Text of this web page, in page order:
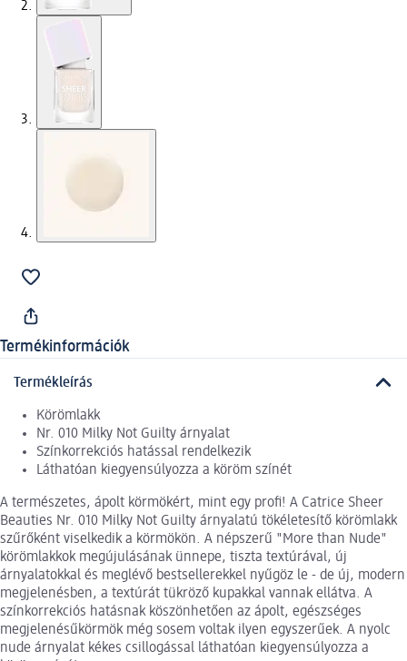
Termékinformációk
Termékleírás
Körömlakk
Nr. 010 Milky Not Guilty árnyalat
Színkorrekciós hatással rendelkezik
Láthatóan kiegyensúlyozza a köröm színét
A természetes, ápolt körmökért, mint egy profi! A Catrice Sheer
Beauties Nr. 010 Milky Not Guilty árnyalatú tökéletesítő körömlakk
szűrőként viselkedik a körmökön. A népszerű "More than Nude"
körömlakkok megújulásának ünnepe, tiszta textúrával, új
árnyalatokkal és meglévő bestsellerekkel nyűgöz le - de új, modern
megjelenésben, a textúrát tükröző kupakkal vannak ellátva. A
színkorrekciós hatásnak köszönhetően az ápolt, egészséges
megjelenésűkörmök még sosem voltak ilyen egyszerűek. A nyolc
nude árnyalat kékes csillogással láthatóan kiegyensúlyozza a